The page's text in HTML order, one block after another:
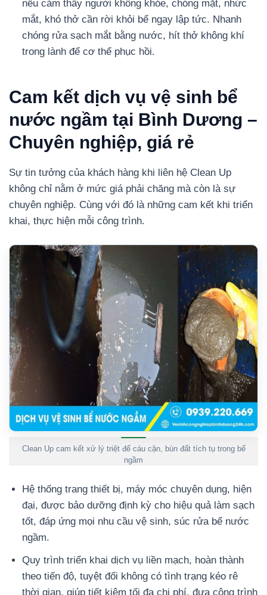
nếu cảm thấy người không khỏe, chóng mặt, nhức
mắt, khó thở cần rời khỏi bể ngay lập tức. Nhanh
chóng rửa sạch mắt bằng nước, hít thở không khí
trong lành để cơ thể phục hồi.
Cam kết dịch vụ vệ sinh bể
nước ngầm tại Bình Dương –
Chuyên nghiệp, giá rẻ
Sự tin tưởng của khách hàng khi liên hệ Clean Up
không chỉ nằm ở mức giá phải chăng mà còn là sự
chuyên nghiệp. Cùng với đó là những cam kết khi triển
khai, thực hiện mỗi công trình.
Clean Up cam kết xử lý triệt để cáu cặn, bùn đất tích tụ trong bể
ngầm
Hệ thống trang thiết bị, máy móc chuyên dụng, hiện
đại, được bảo dưỡng định kỳ cho hiệu quả làm sạch
tốt, đáp ứng mọi nhu cầu vệ sinh, súc rửa bể nước
ngầm.
Quy trình triển khai dịch vụ liền mạch, hoàn thành
theo tiến độ, tuyệt đối không có tình trạng kéo rê
thời gian, giúp tiết kiệm tối đa chi phí, đưa công trình